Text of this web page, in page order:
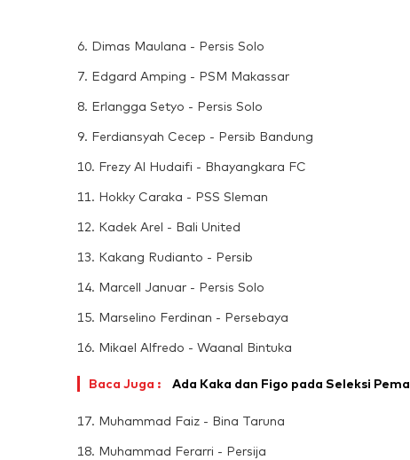
6. Dimas Maulana - Persis Solo
7. Edgard Amping - PSM Makassar
8. Erlangga Setyo - Persis Solo
9. Ferdiansyah Cecep - Persib Bandung
10. Frezy Al Hudaifi - Bhayangkara FC
11. Hokky Caraka - PSS Sleman
12. Kadek Arel - Bali United
13. Kakang Rudianto - Persib
14. Marcell Januar - Persis Solo
15. Marselino Ferdinan - Persebaya
16. Mikael Alfredo - Waanal Bintuka
Baca Juga : Ada Kaka dan Figo pada Seleksi
17. Muhammad Faiz - Bina Taruna
18. Muhammad Ferarri - Persija